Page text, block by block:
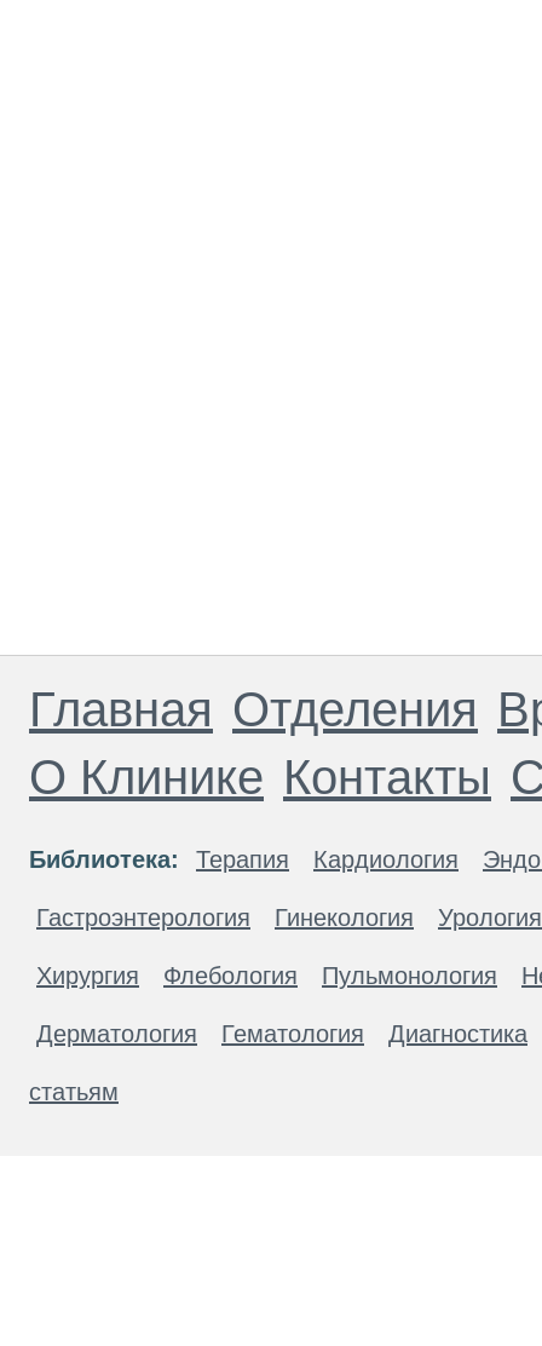
Главная Отделения
О Клинике Контакты
Библиотека: Терапия Кардиология
Гастроэнтерология Гинекология Урология
Хирургия Флебология Пульмонология
Дерматология Гематология Диагностика
статьям